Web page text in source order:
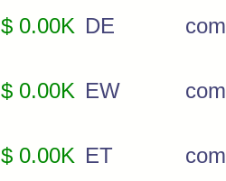
$ 0.00K DE com
$ 0.00K EW com
$ 0.00K ET
com